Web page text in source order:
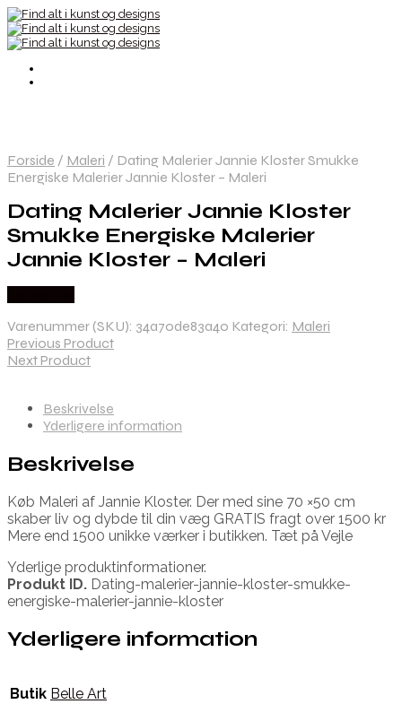
Forside / Maleri / Dating Malerier Jannie Kloster Smukke
Energiske Malerier Jannie Kloster – Maleri
Dating Malerier Jannie Kloster
Smukke Energiske Malerier
Jannie Kloster – Maleri
Varenummer (SKU): 34a70de83a40 Kategori: Maleri
Previous Product
Next Product
Beskrivelse
Yderligere information
Beskrivelse
Køb Maleri af Jannie Kloster. Der med sine 70 ×50 cm
skaber liv og dybde til din væg GRATIS fragt over 1500 kr
Mere end 1500 unikke værker i butikken. Tæt på Vejle
Yderlige produktinformationer.
Produkt ID. Dating-malerier-jannie-kloster-smukke-
energiske-malerier-jannie-kloster
Yderligere information
Butik Belle Art